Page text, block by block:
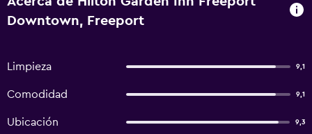
Downtown, Freeport
Limpieza 9,1
Comodidad 9,1
Ubicación 9,3